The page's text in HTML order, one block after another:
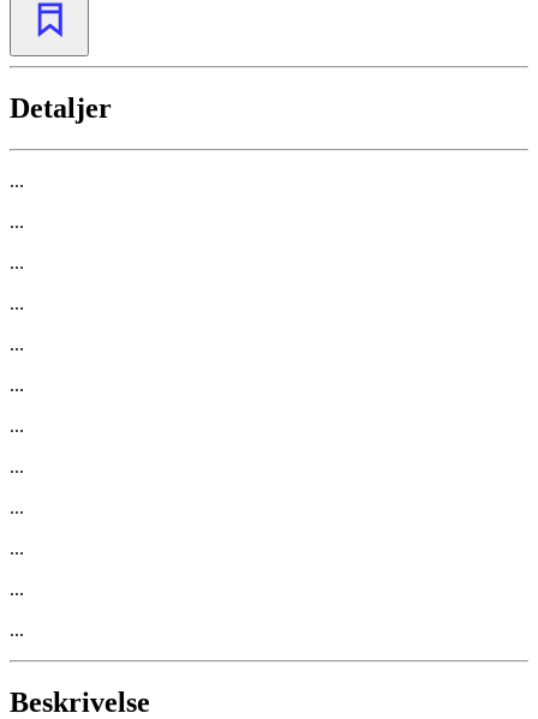
Detaljer
...
...
...
...
...
...
...
...
...
...
...
...
Beskrivelse